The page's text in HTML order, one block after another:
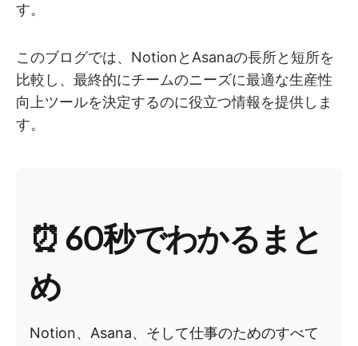
す。
このブログでは、NotionとAsanaの長所と短所を
比較し、最終的にチームのニーズに最適な生産性
向上ツールを決定するのに役立つ情報を提供しま
す。
⏰ 60秒でわかるまと
め
Notion、Asana、そして仕事のためのすべて